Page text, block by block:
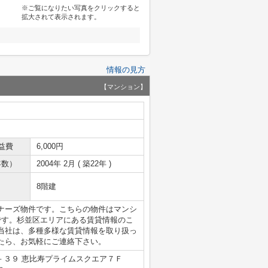
※ご覧になりたい写真をクリックすると
拡大されて表示されます。
情報の見方
【マンション】
費
6,000円
）
2004年 2月 ( 築22年 )
8階建
ズ物件です。こちらの物件はマンシ
。杉並区エリアにある賃貸情報のこ
は、多種多様な賃貸情報を取り扱っ
、お気軽にご連絡下さい。
９ 恵比寿プライムスクエア７Ｆ